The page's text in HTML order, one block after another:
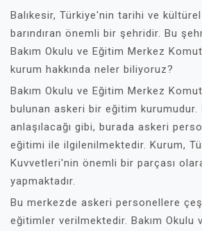
Balıkesir, Türkiye'nin tarihi ve
barındıran önemli bir şehridir. Bu
Bakım Okulu ve Eğitim Merkez
kurum hakkında neler biliyoruz?
Bakım Okulu ve Eğitim Merkez
bulunan askeri bir eğitim kurumudur.
anlaşılacağı gibi, burada askeri
eğitimi ile ilgilenilmektedir. Kurum,
Kuvvetleri'nin önemli bir parçası
yapmaktadır.
Bu merkezde askeri personellere
eğitimler verilmektedir. Bakım Okulu